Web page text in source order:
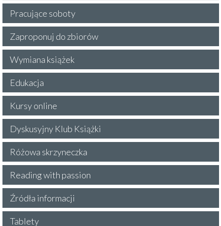
Pracujące soboty
Zaproponuj do zbiorów
Wymiana książek
Edukacja
Kursy online
Dyskusyjny Klub Książki
Różowa skrzyneczka
Reading with passion
Źródła informacji
Tablety